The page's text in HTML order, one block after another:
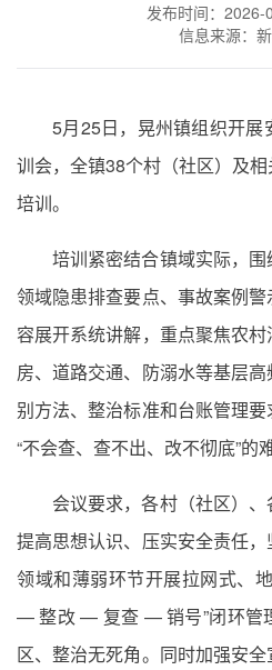
发布时间：2026-
信息来源：
5月25日，晃州镇组织开
训会，全镇38个村（社区）及
培训。
培训紧密结合镇域实际，
领域隐患排查要点、事故案例
容展开系统讲解，重点聚焦农
房、道路交通、防溺水等基层
别方法、整治标准和台账管理
“不会查、查不出、改不彻底”的
会议要求，各村（社区）、
提高思想认识、压实安全责任
领域和薄弱环节开展拉网式、
— 整改 — 复查 — 销号”闭环管
区、整治无死角。同时加强安